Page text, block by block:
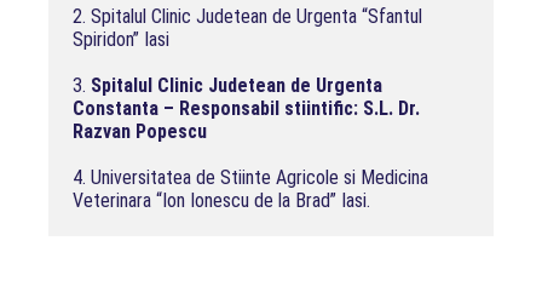
2. Spitalul Clinic Judetean de Urgenta “Sfantul
Spiridon” Iasi
3. Spitalul Clinic Judetean de Urgenta
Constanta – Responsabil stiintific: S.L. Dr.
Razvan Popescu
4. Universitatea de Stiinte Agricole si Medicina
Veterinara “Ion Ionescu de la Brad” Iasi.